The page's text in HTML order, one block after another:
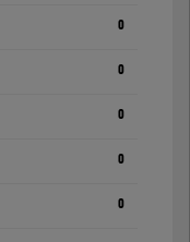
0
0
0
0
0